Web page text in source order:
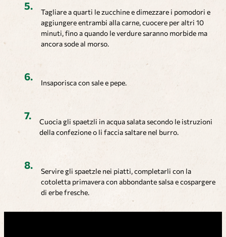
Tagliare a quarti le zucchine e dimezzare i pomodori e
aggiungere entrambi alla carne, cuocere per altri 10
minuti, fino a quando le verdure saranno morbide ma
ancora sode al morso.
Insaporisca con sale e pepe.
Cuocia gli spaetzli in acqua salata secondo le istruzioni
della confezione o li faccia saltare nel burro.
Servire gli spaetzle nei piatti, completarli con la
cotoletta primavera con abbondante salsa e cospargere
di erbe fresche.